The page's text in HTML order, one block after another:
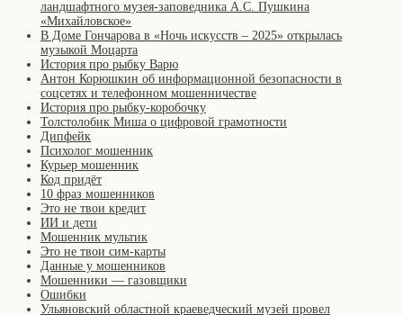
ландшафтного музея-заповедника А.С. Пушкина
«Михайловское»
В Доме Гончарова в «Ночь искусств – 2025» открылась
музыкой Моцарта
История про рыбку Варю
Антон Корюшкин об информационной безопасности в
соцсетях и телефонном мошенничестве
История про рыбку-коробочку
Толстолобик Миша о цифровой грамотности
Дипфейк
Психолог мошенник
Курьер мошенник
Код придёт
10 фраз мошенников
Это не твои кредит
ИИ и дети
Мошенник мультик
Это не твои сим-карты
Данные у мошенников
Мошенники — газовщики
Ошибки
Ульяновский областной краеведческий музей провел